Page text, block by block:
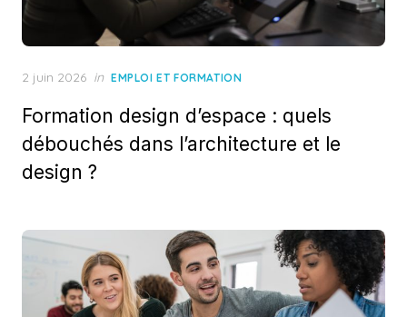
Posted
2 juin 2026 in EMPLOI ET FORMATION
Formation design d’espace : quels
débouchés dans l’architecture et le
design ?